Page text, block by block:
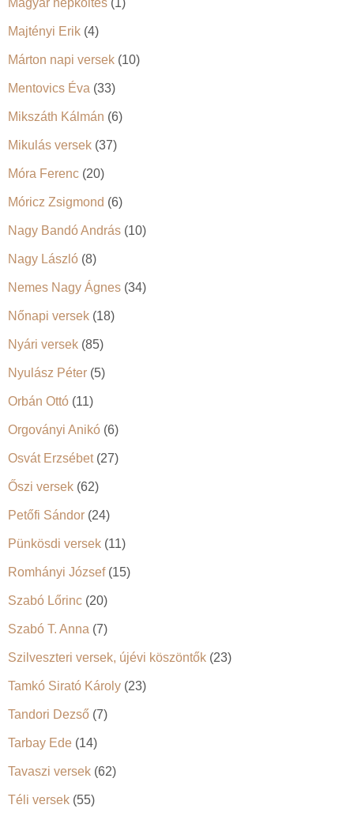
Majtényi Erik (4)
Márton napi versek (10)
Mentovics Éva (33)
Mikszáth Kálmán (6)
Mikulás versek (37)
Móra Ferenc (20)
Móricz Zsigmond (6)
Nagy Bandó András (10)
Nagy László (8)
Nemes Nagy Ágnes (34)
Nőnapi versek (18)
Nyári versek (85)
Nyulász Péter (5)
Orbán Ottó (11)
Orgoványi Anikó (6)
Osvát Erzsébet(27)
Őszi versek (62)
Petőfi Sándor (24)
Pünkösdi versek (11)
Romhányi József(15)
Szabó Lőrinc (20)
Szabó T. Anna (7)
Szilveszteri versek, újévi köszöntők (23)
Tamkó Sirató Károly (23)
Tandori Dezső (7)
Tarbay Ede (14)
Tavaszi versek (62)
Téli versek (55)